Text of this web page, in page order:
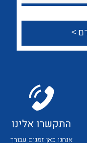
התקשרו אלינו
אנחנו כאן זמנים עבורך